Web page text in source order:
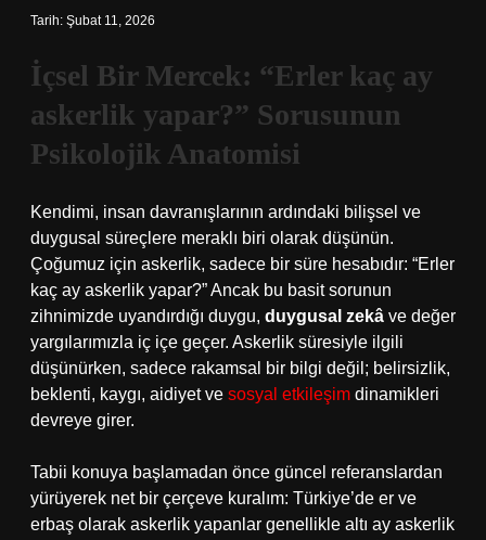
Tarih: Şubat 11, 2026
İçsel Bir Mercek: “Erler kaç ay
askerlik yapar?” Sorusunun
Psikolojik Anatomisi
Kendimi, insan davranışlarının ardındaki bilişsel ve
duygusal süreçlere meraklı biri olarak düşünün.
Çoğumuz için askerlik, sadece bir süre hesabıdır: “Erler
kaç ay askerlik yapar?” Ancak bu basit sorunun
zihnimizde uyandırdığı duygu, duygusal zekâ ve değer
yargılarımızla iç içe geçer. Askerlik süresiyle ilgili
düşünürken, sadece rakamsal bir bilgi değil; belirsizlik,
beklenti, kaygı, aidiyet ve sosyal etkileşim dinamikleri
devreye girer.
Tabii konuya başlamadan önce güncel referanslardan
yürüyerek net bir çerçeve kuralım: Türkiye’de er ve
erbaş olarak askerlik yapanlar genellikle altı ay askerlik